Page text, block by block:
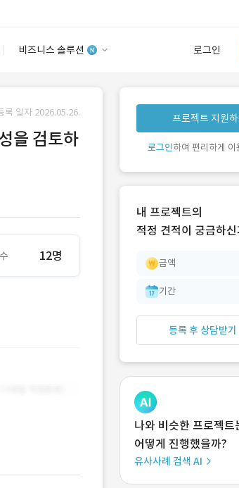
비즈니스 솔루션 로그인
안심 코드 케어
솔루션 마켓
스토어
유사사례 검색 AI
‘이런 거’ 만들어본
개발 회사 있어?
록 일자 2026.05.26.
을 검토하
12명
프로젝트 지원
로그인하여 편리하게 이
내 프로젝트의
적정 견적이 궁금하
금액
기간
등록 후 상담받기
나와 비슷한 프로젝트
어떻게 진행했을까?
유사사례 검색 AI